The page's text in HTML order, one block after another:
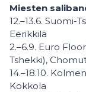
Miesten
12.–13.6.
Eerikkilä
2.–6.9. Euro
Tshekki),
14.–18.10.
Kokkola